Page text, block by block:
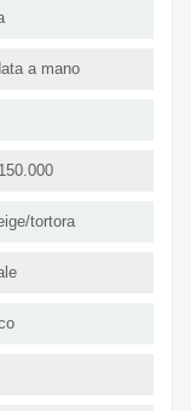
a mano
tortora